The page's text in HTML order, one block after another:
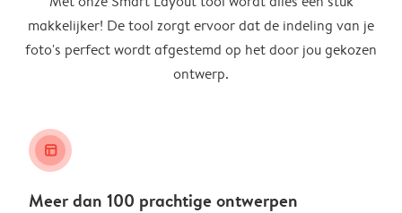
makkelijker! De tool zorgt ervoor dat de indeling van je
foto's perfect wordt afgestemd op het door jou gekozen
ontwerp.
layout_alt
Meer dan 100 prachtige ontwerpen